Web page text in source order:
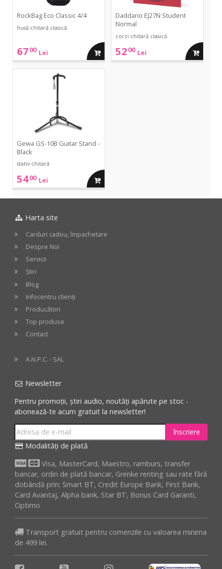
RockBag Eco Classic 4/4
husă chitară clasică
6700 Lei adauga
Daddario EJ27N Student
Normal
corzi chitară clasică
5200 Lei adauga
Gewa GS-10B Guitar Stand -
Black
stativ chitară
5400 Lei adauga
in
Harta site
Carduri cadou, împachetare
Despre Noi
Servicii
Știri
Blog
Infocentru clienți
Producători
Top produse
Contact
A.N.P.C. - SAL
Newsletter
Pentru promoții, știri audio, noutăți apărute pe stoc -
abonează-te acum gratuit la newsletter!
înscriere
Modalități de plată
Visa, MasterCard, Maestro, ramburs, transfer
bancar, ordin de plată bancar, Grenke renting sau rate fără
dobândă prin: Smart BT, Credit Europe Bank, First Bank,
Card Avantaj, Alpha bank, Star BT, Bonus Card Garanti,
Optimo
Transport gratuit pentru comenzile cu valoarea minima
de 499 lei.